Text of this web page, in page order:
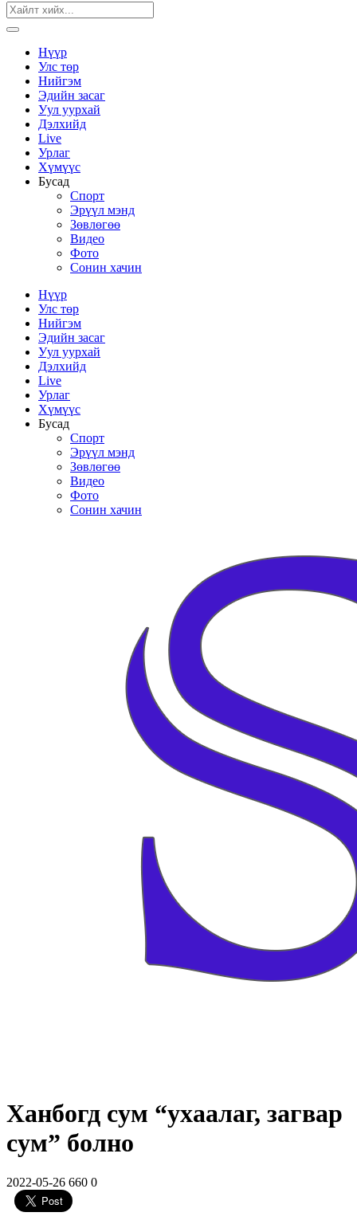
Нүүр
Улс төр
Нийгэм
Эдийн засаг
Уул уурхай
Дэлхийд
Live
Урлаг
Хүмүүс
Бусад
Спорт
Эрүүл мэнд
Зөвлөгөө
Видео
Фото
Сонин хачин
Нүүр
Улс төр
Нийгэм
Эдийн засаг
Уул уурхай
Дэлхийд
Live
Урлаг
Хүмүүс
Бусад
Спорт
Эрүүл мэнд
Зөвлөгөө
Видео
Фото
Сонин хачин
Ханбогд сум “ухаалаг, загвар
сум” болно
2022-05-26 660 0